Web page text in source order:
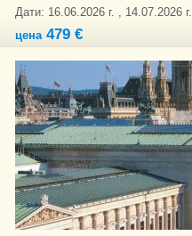
Дати: 16.06.2026 г. , 14.07.2026 г.
цена479 €